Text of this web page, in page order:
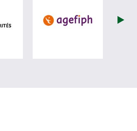
visiter les site de Ministère du travail
visiter les